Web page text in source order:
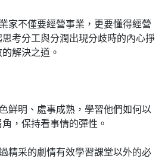
家不僅要經營事業，更要懂得經營
考分工與分潤出現分歧時的內心掙
解決之道。
鮮明、處事成熟，學習他們如何以
，保持看事情的彈性。
精采的劇情有效學習課堂以外的必